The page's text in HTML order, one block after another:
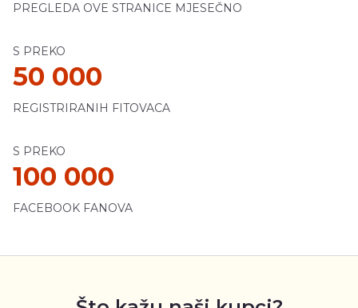
PREGLEDA OVE STRANICE MJESEČNO
S PREKO
50 000
REGISTRIRANIH FITOVACA
S PREKO
100 000
FACEBOOK FANOVA